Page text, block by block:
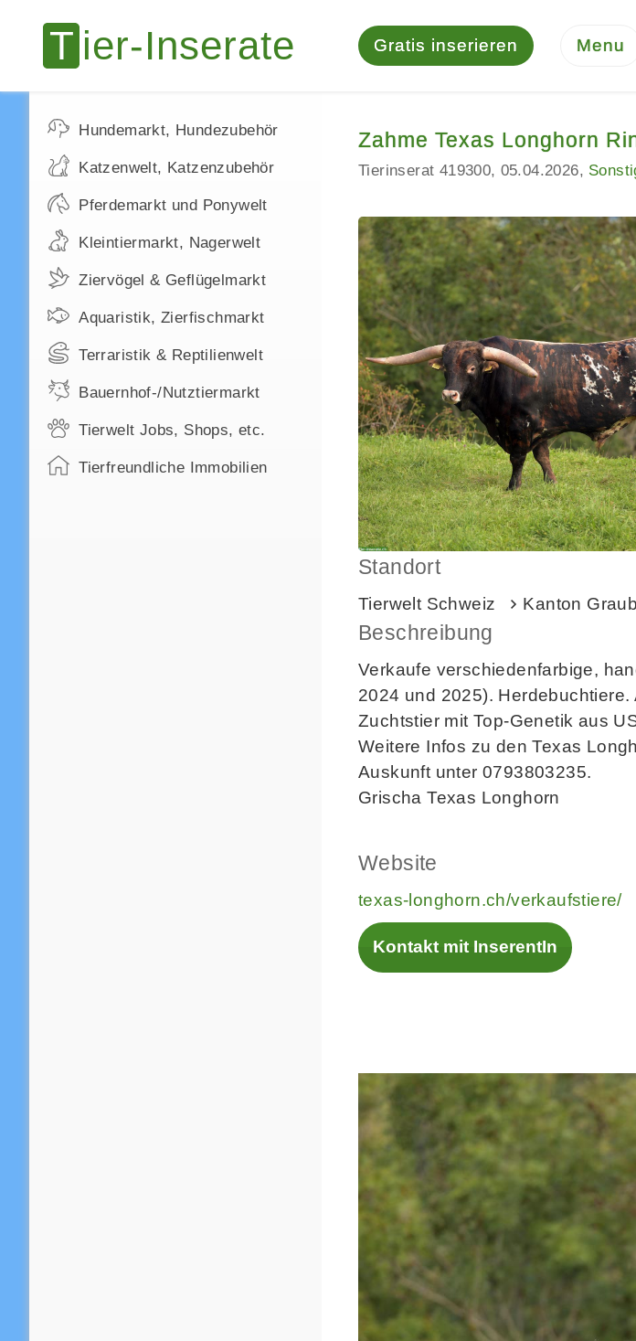
Gratis inserieren Menu
Hundemarkt, Hundezubehör
Katzenwelt, Katzenzubehör
Pferdemarkt und Ponywelt
Kleintiermarkt, Nagerwelt
Ziervögel & Geflügelmarkt
Aquaristik, Zierfischmarkt
Terraristik & Reptilienwelt
Bauernhof-/Nutztiermarkt
Tierwelt Jobs, Shops, etc.
Tierfreundliche Immobilien
Zahme Texas Longhorn
Tierinserat 419300 05.04.2026
Standort
Tierwelt Schweiz Kanton
Beschreibung
Verkaufe verschiedenfarbige,
2024 und 2025).
Zuchtstier mit Top-Genetik aus
Weitere Infos zu den Texas
Auskunft unter 0793803235.
Grischa Texas Longhorn
Website
texas-longhorn.ch/verkaufstiere/
Kontakt mit InserentIn